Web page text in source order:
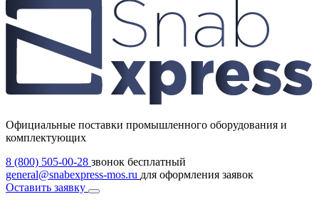
Официальные поставки промышленного оборудования и
комплектующих
8 (800) 505-00-28 звонок бесплатный
general@snabexpress-mos.ru для оформления заявок
Оставить заявку